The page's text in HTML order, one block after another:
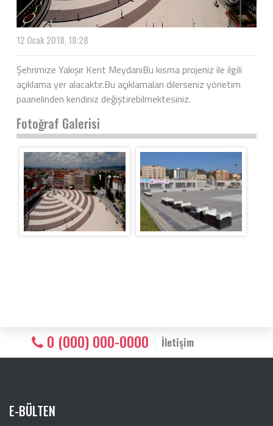
12 Ocak 2018, 18:28
Şehrimize Yakışır Kent MeydanıBu kısma projeniz ile ilgili
açıklama yer alacaktır.Bu açıklamaları dilerseniz yönetim
paanelinden kendiniz değiştirebilmektesiniz.
Fotoğraf Galerisi
0 (000) 000-0000 İletişim
E-BÜLTEN